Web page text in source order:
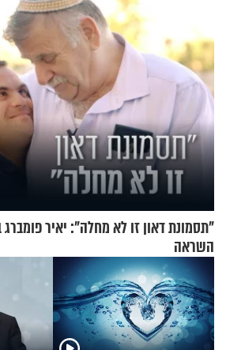
"תסמונת דאון זו לא מחלה": יאיר פומברג
השראה